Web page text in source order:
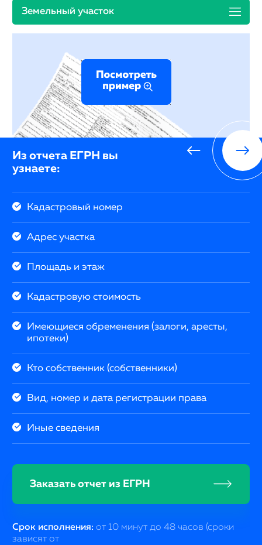
Земельный участок
Из отчета ЕГРН вы
узнаете:
Кадастровый номер
Адрес участка
Площадь и этаж
Кадастровую стоимость
Имеющиеся обременения (залоги, аресты,
ипотеки)
Кто собственник (собственники)
Вид, номер и дата регистрации права
Иные сведения
Заказать отчет из ЕГРН
Срок исполнения: от 10 минут до 48 часов (сроки
зависят от